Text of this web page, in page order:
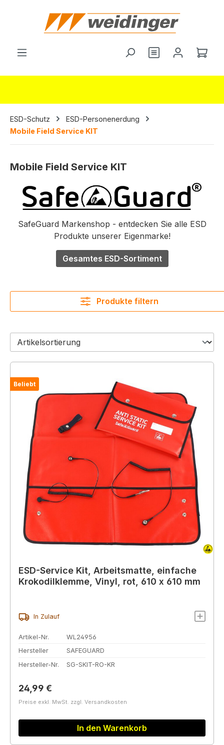
springen
ESD-Schutz
ESD-Personenerdung
Mobile Field Service KIT
Mobile Field Service KIT
SafeGuard Markenshop - entdecken Sie alle ESD
Produkte unserer Eigenmarke!
Gesamtes ESD-Sortiment
Produkte filtern
Beliebt
ESD-Service Kit, Arbeitsmatte, einfache
Krokodilklemme, Vinyl, rot, 610 x 610 mm
In Zulauf
Artikel-Nr.
WL24956
Hersteller
SAFEGUARD
Hersteller-Nr.
SG-SKIT-RO-KR
Regulärer Preis:
24,99 €
Preise exkl. MwSt. zzgl. Versandkosten
In den Warenkorb